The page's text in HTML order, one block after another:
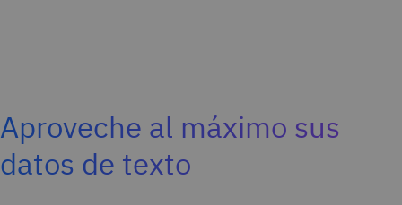
Aproveche al máximo sus
datos de texto